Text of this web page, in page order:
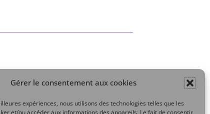
Gérer le consentement aux cookies
expériences, nous utilisons des technologies telles que les
et/ou accéder aux informations des appareils. Le fait de consentir
Mon compte